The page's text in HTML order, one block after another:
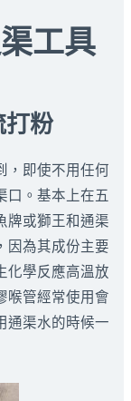
工具
打粉
，即使不用任何
口。基本上在五
牌或獅王和通渠
因為其成份主要
化學反應高溫放
喉管經常使用會
通渠水的時候一